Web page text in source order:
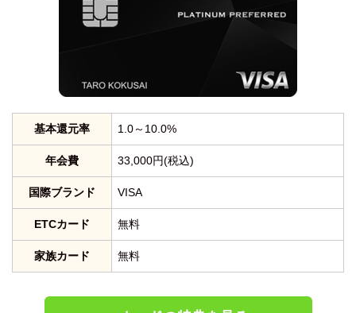
基本還元率 1.0～10.0%
年会費 33,000円(税込)
国際ブランド VISA
ETCカード 無料
家族カード 無料